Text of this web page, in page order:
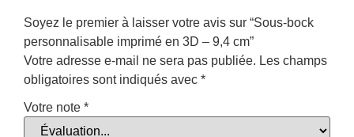
Soyez le premier à laisser votre avis sur “Sous-bock
personnalisable imprimé en 3D – 9,4 cm”
Votre adresse e-mail ne sera pas publiée. Les champs
obligatoires sont indiqués avec *
Votre note *